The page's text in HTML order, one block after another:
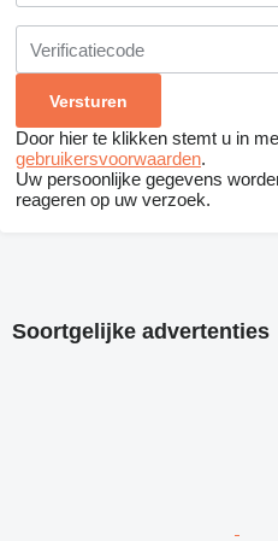
Door hier te klikken stemt u in
gebruikersvoorwaarden.
Uw persoonlijke gegevens
reageren op uw verzoek.
Soortgelijke advertenties